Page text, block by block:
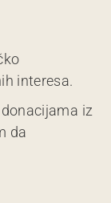
interesa.
iz
da